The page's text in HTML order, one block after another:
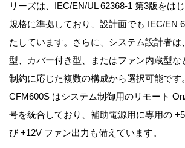
リーズは、IEC/EN/UL 62368-1 第3版をは
規格に準拠しており、設計面でも IEC/EN
たしています。さらに、システム設計者は
型、カバー付き型、またはファン内蔵型な
制約に応じた複数の構成から選択可能です
CFM600S はシステム制御用のリモート
号を統合しており、補助電源用に専用の
び +12V ファン出力も備えています。